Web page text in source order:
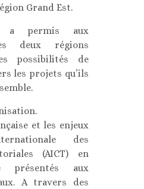
Grand Est.
a permis aux
deux régions
possibilités de
les projets qu’ils
et les enjeux
des
(AICT) en
présentés aux
A travers des